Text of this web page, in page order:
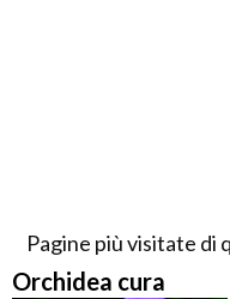
Pagine più visitate di
Orchidea cura